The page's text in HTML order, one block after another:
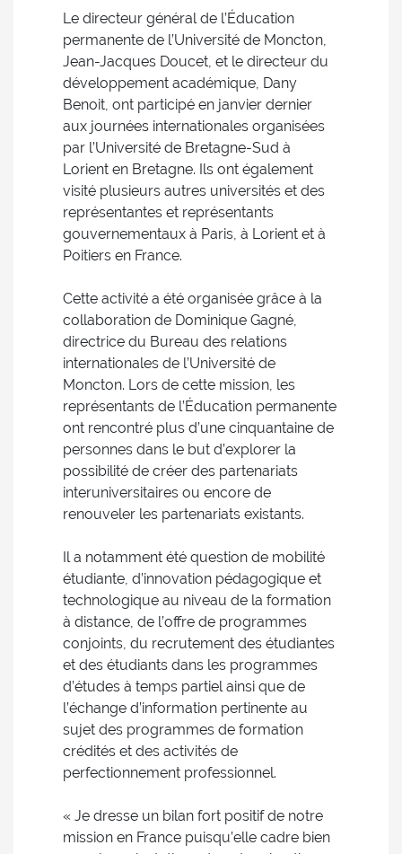
Le directeur général de l’Éducation
permanente de l’Université de Moncton,
Jean-Jacques Doucet, et le directeur du
développement académique, Dany
Benoit, ont participé en janvier dernier
aux journées internationales organisées
par l’Université de Bretagne-Sud à
Lorient en Bretagne. Ils ont également
visité plusieurs autres universités et des
représentantes et représentants
gouvernementaux à Paris, à Lorient et à
Poitiers en France.
Cette activité a été organisée grâce à la
collaboration de Dominique Gagné,
directrice du Bureau des relations
internationales de l’Université de
Moncton. Lors de cette mission, les
représentants de l’Éducation permanente
ont rencontré plus d’une cinquantaine de
personnes dans le but d’explorer la
possibilité de créer des partenariats
interuniversitaires ou encore de
renouveler les partenariats existants.
Il a notamment été question de mobilité
étudiante, d’innovation pédagogique et
technologique au niveau de la formation
à distance, de l’offre de programmes
conjoints, du recrutement des étudiantes
et des étudiants dans les programmes
d’études à temps partiel ainsi que de
l’échange d’information pertinente au
sujet des programmes de formation
crédités et des activités de
perfectionnement professionnel.
« Je dresse un bilan fort positif de notre
mission en France puisqu’elle cadre bien